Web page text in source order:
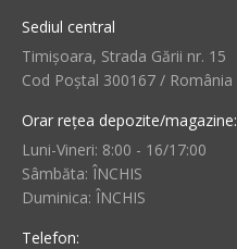
Sediul central
Timișoara, Strada Gării nr. 15
Cod Poștal 300167 / România
Orar rețea depozite/magazine:
Luni-Vineri: 8:00 - 16/17:00
Sâmbăta: ÎNCHIS
Duminica: ÎNCHIS
Telefon: